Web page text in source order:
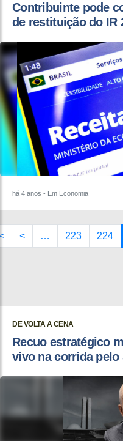
Contribuinte pode
de restituição do IR
há 4 anos - Em Economia
< … 223 224
DE VOLTA A CENA
Recuo estratégico
vivo na corrida pelo